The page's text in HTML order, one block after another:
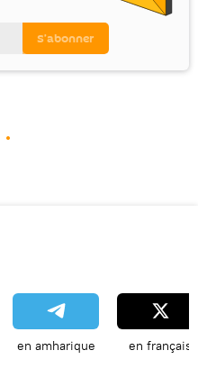
en amharique en français